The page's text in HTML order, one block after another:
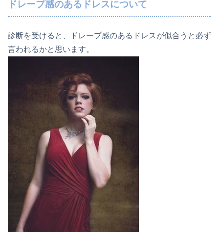
ドレープ感のあるドレスについて
診断を受けると、ドレープ感のあるドレスが似合うと必ず
言われるかと思います。